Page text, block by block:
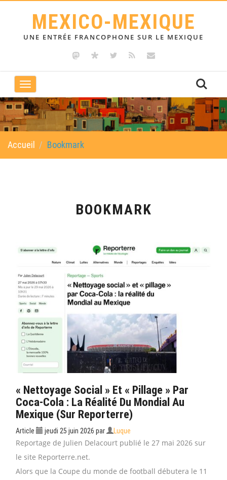
MEXICO-MEXIQUE
UNE ENTRÉE FRANCOPHONE SUR LE MEXIQUE
Toggle
navigation
Accueil Bookmark
BOOKMARK
« Nettoyage Social » Et « Pillage » Par
Coca-Cola : La Réalité Du Mondial Au
Mexique (sur Reporterre)
Article jeudi 25 juin 2026 par Luque
Reportage de Julien Delacourt publié le 27 mai 2026 sur
le site Reporterre.net.
Alors que la Coupe du monde de football débutera le 11